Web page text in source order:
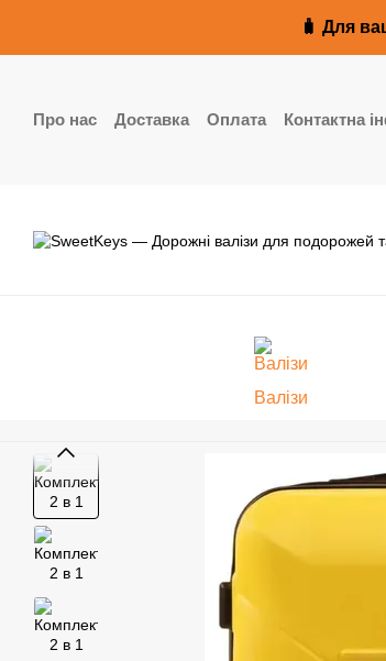
🧳 Для
Про нас Доставка Оплата Контактна
Валізи